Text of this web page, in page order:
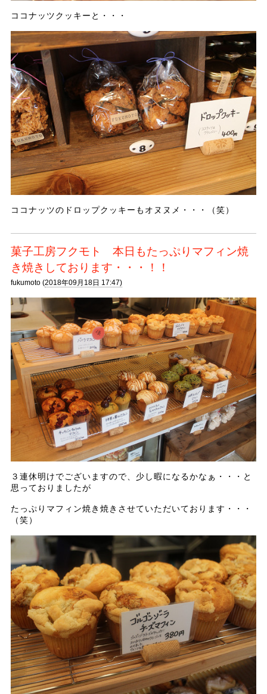
ココナッツクッキーと・・・
ココナッツのドロップクッキーもオヌヌメ・・・（笑）
菓子工房フクモト 本日もたっぷりマフィン焼
き焼きしております・・・！！
fukumoto (2018年09月18日 17:47)
３連休明けでございますので、少し暇になるかなぁ・・・と
思っておりましたが
たっぷりマフィン焼き焼きさせていただいております・・・
（笑）